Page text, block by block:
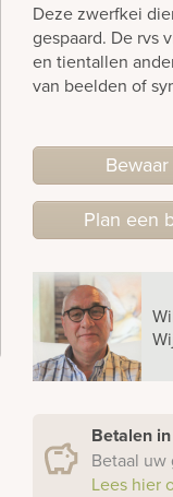
Deze zwerfkei
gespaard. De rvs
en tientallen
van beelden of
Plan een
Betalen
Betaal
Lees hier